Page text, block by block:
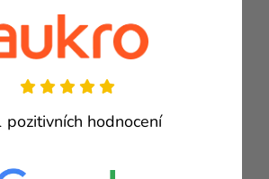
pozitivních hodnocení